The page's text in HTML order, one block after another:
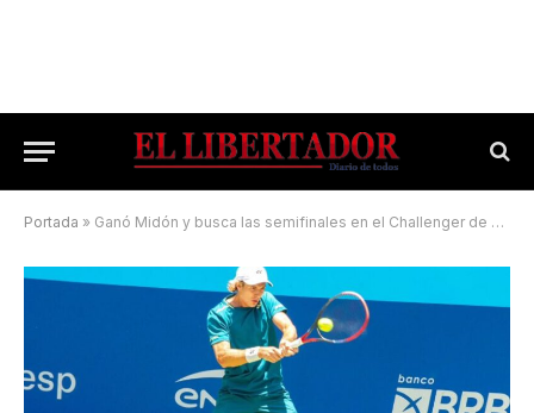
Portada » Ganó Midón y busca las semifinales en el Challenger de Concepción